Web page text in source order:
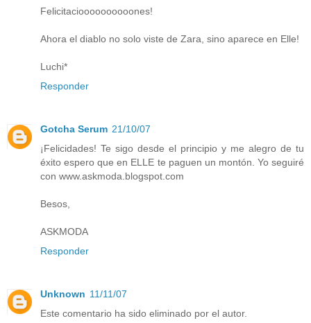
Felicitacioooooooooones!
Ahora el diablo no solo viste de Zara, sino aparece en Elle!
Luchi*
Responder
Gotcha Serum 21/10/07
¡Felicidades! Te sigo desde el principio y me alegro de tu
éxito espero que en ELLE te paguen un montón. Yo seguiré
con www.askmoda.blogspot.com
Besos,
ASKMODA
Responder
Unknown 11/11/07
Este comentario ha sido eliminado por el autor.